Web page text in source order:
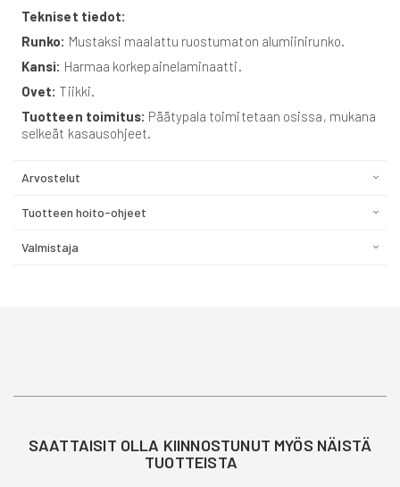
Tekniset tiedot:
Runko: Mustaksi maalattu ruostumaton alumiinirunko.
Kansi: Harmaa korkepainelaminaatti.
Ovet: Tiikki.
Tuotteen toimitus: Päätypala toimitetaan osissa, mukana
selkeät kasausohjeet.
Arvostelut
Tuotteen hoito-ohjeet
Valmistaja
SAATTAISIT OLLA KIINNOSTUNUT MYÖS NÄISTÄ
TUOTTEISTA